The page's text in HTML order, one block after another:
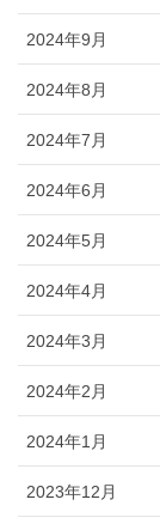
2024年9月
2024年8月
2024年7月
2024年6月
2024年5月
2024年4月
2024年3月
2024年2月
2024年1月
2023年12月